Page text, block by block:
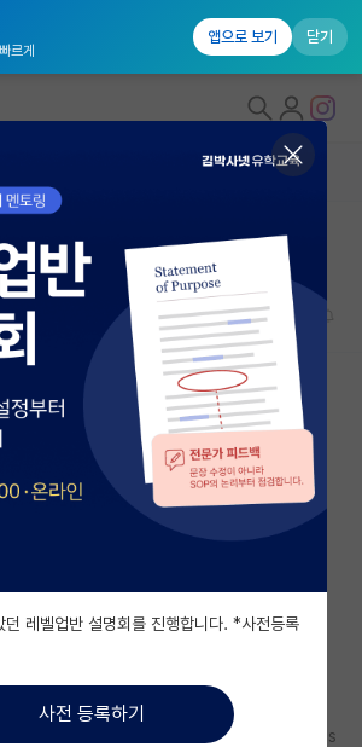
르게
앱으로 보기 닫기
개랩)
후기 게시판
판
생각을 적어주세요)
학기 대학원생입니다.
있는데 현재 학교에서 박사를 선택할지 아니면 s
던 레벨업반 설명회를 진행합니다. *사전등록
사전 등록하기